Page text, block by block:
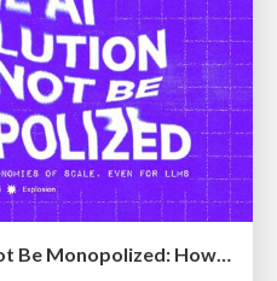
The AI Revolution Will Not Be Monopolized: How open-source beats economies of scale, even for LLMs